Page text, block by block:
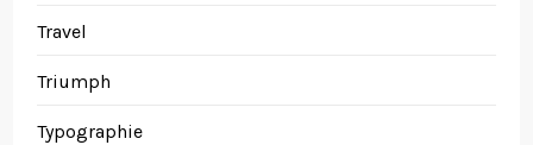
Travel
Triumph
Typographie